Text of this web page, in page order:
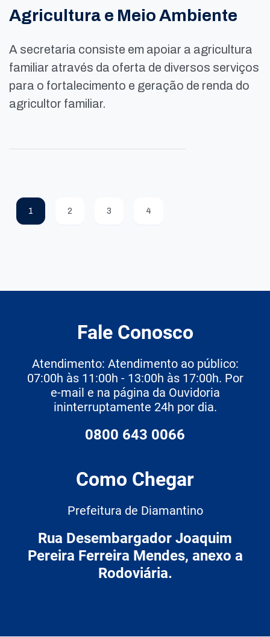
Agricultura e Meio Ambiente
A secretaria consiste em apoiar a agricultura
familiar através da oferta de diversos serviços
para o fortalecimento e geração de renda do
agricultor familiar.
1 2 3 4
Fale Conosco
Atendimento: Atendimento ao público:
07:00h às 11:00h - 13:00h às 17:00h. Por
e-mail e na página da Ouvidoria
ininterruptamente 24h por dia.
0800 643 0066
Como Chegar
Prefeitura de Diamantino
Rua Desembargador Joaquim
Pereira Ferreira Mendes, anexo a
Rodoviária.